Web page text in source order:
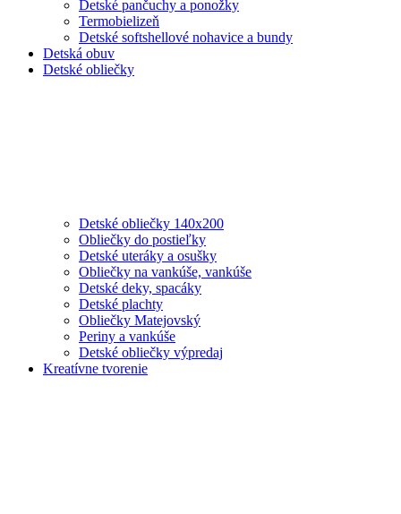
Detské pančuchy a ponožky
Termobielizeň
Detské softshellové nohavice a bundy
Detská obuv
Detské obliečky
Detské obliečky 140x200
Obliečky do postieľky
Detské uteráky a osušky
Obliečky na vankúše, vankúše
Detské deky, spacáky
Detské plachty
Obliečky Matejovský
Periny a vankúše
Detské obliečky výpredaj
Kreatívne tvorenie